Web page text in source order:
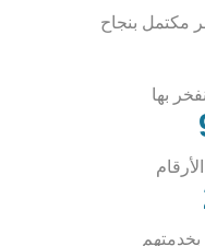
مكتمل بنجاح
بها